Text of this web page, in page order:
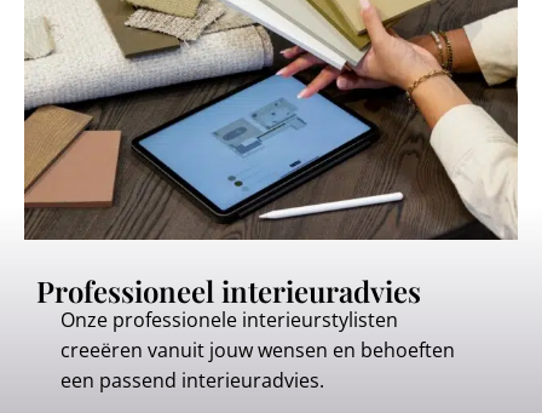
Professioneel interieuradvies
Onze professionele interieurstylisten
creeëren vanuit jouw wensen en behoeften
een passend interieuradvies.